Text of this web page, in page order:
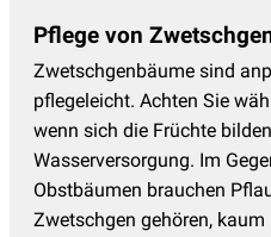
Pflege von
Zwetschgenbäume sind
pflegeleicht. Achten Sie
wenn sich die Früchte
Wasserversorgung. Im
Obstbäumen brauchen
Zwetschgen gehören, kaum